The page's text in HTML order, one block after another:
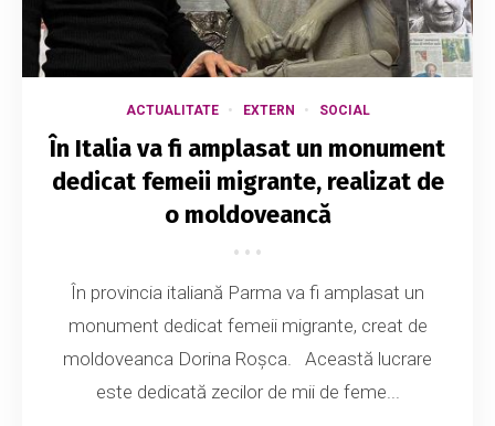
ACTUALITATE EXTERN SOCIAL
În Italia va fi amplasat un monument
dedicat femeii migrante, realizat de
o moldoveancă
În provincia italiană Parma va fi amplasat un
monument dedicat femeii migrante, creat de
moldoveanca Dorina Roșca. Această lucrare
este dedicată zecilor de mii de feme...